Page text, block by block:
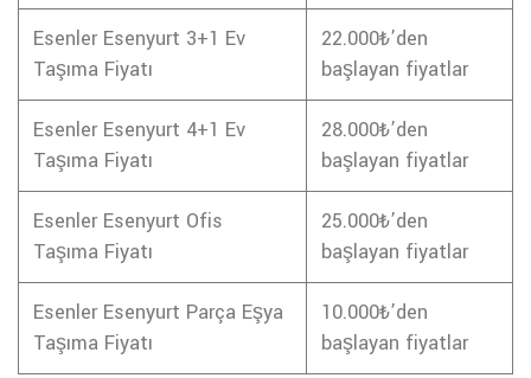
Esenler Esenyurt 3+1 Ev
Taşıma Fiyatı
22.000₺’den
başlayan fiyatlar
Esenler Esenyurt 4+1 Ev
Taşıma Fiyatı
28.000₺’den
başlayan fiyatlar
Esenler Esenyurt Ofis
Taşıma Fiyatı
25.000₺’den
başlayan fiyatlar
Esenler Esenyurt Parça Eşya
Taşıma Fiyatı
10.000₺’den
başlayan fiyatlar